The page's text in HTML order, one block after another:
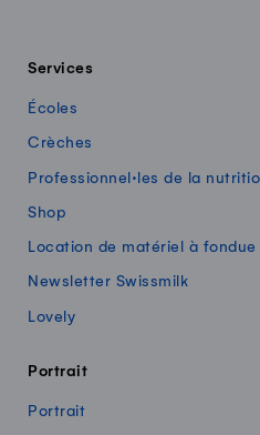
Services
Écoles
Crèches
Professionnel·les de la
Shop
Location de matériel à
Newsletter Swissmilk
Lovely
Portrait
Portrait